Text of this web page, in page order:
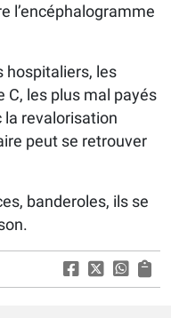
l’encéphalogramme
les
C, les plus mal payés
la revalorisation
peut se retrouver
banderoles, ils se